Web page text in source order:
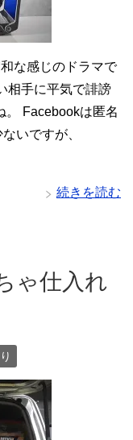
な感じのドラマで
相手に平気で誹謗
。 Facebookは匿名
いですが、
続きを読む
ゃ仕入れ